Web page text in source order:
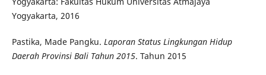
Yogyakarta, 2016
Pastika, Made Pangku. Laporan Status Lingkungan Hidup
Daerah Provinsi Bali Tahun 2015. Tahun 2015